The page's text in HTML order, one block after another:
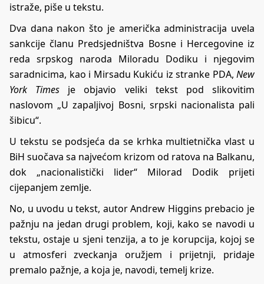
istraže, piše u tekstu.
Dva dana nakon što je američka administracija uvela
sankcije članu Predsjedništva Bosne i Hercegovine iz
reda srpskog naroda Miloradu Dodiku i njegovim
saradnicima, kao i Mirsadu Kukiću iz stranke PDA, New
York Times je objavio veliki tekst pod slikovitim
naslovom „U zapaljivoj Bosni, srpski nacionalista pali
šibicu“.
U tekstu se podsjeća da se krhka multietnička vlast u
BiH suočava sa najvećom krizom od ratova na Balkanu,
dok „nacionalistički lider“ Milorad Dodik prijeti
cijepanjem zemlje.
No, u uvodu u tekst, autor Andrew Higgins prebacio je
pažnju na jedan drugi problem, koji, kako se navodi u
tekstu, ostaje u sjeni tenzija, a to je korupcija, kojoj se
u atmosferi zveckanja oružjem i prijetnji, pridaje
premalo pažnje, a koja je, navodi, temelj krize.